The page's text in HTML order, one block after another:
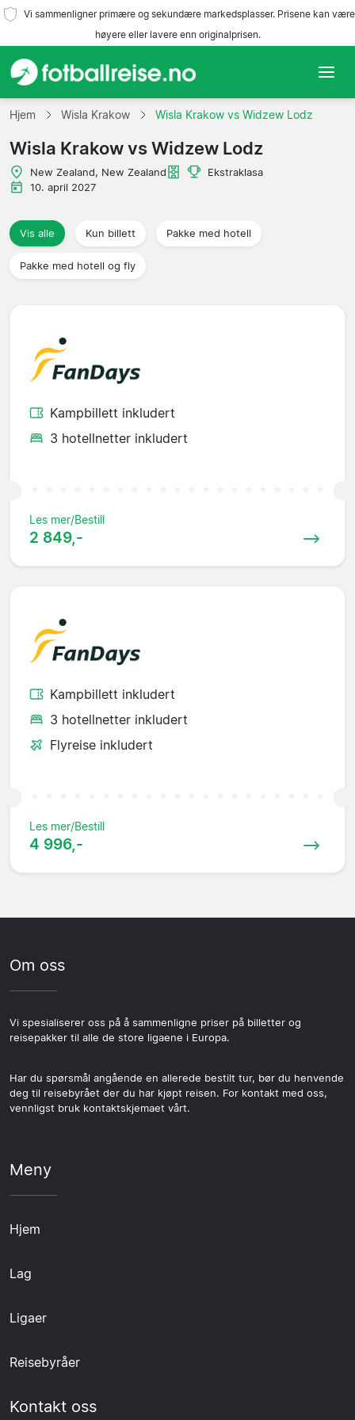
Vi sammenligner primære og sekundære markedsplasser. Prisene kan være
høyere eller lavere enn originalprisen.
Hjem
Lag
Ligaer
Reisebyråer
Hjem Wisla Krakow Wisla Krakow vs Widzew Lodz
Wisla Krakow vs Widzew Lodz
New Zealand, New Zealand
Ekstraklasa
10. april 2027
Vis alle Kun billett Pakke med hotell
Pakke med hotell og fly
Kampbillett inkludert
3 hotellnetter inkludert
Les mer/Bestill
2 849,-
Kampbillett inkludert
3 hotellnetter inkludert
Flyreise inkludert
Les mer/Bestill
4 996,-
Om oss
Vi spesialiserer oss på å sammenligne priser på billetter og
reisepakker til alle de store ligaene i Europa.
Har du spørsmål angående en allerede bestilt tur, bør du henvende
deg til reisebyrået der du har kjøpt reisen. For kontakt med oss,
vennligst bruk kontaktskjemaet vårt.
Meny
Hjem
Lag
Ligaer
Reisebyråer
Kontakt oss